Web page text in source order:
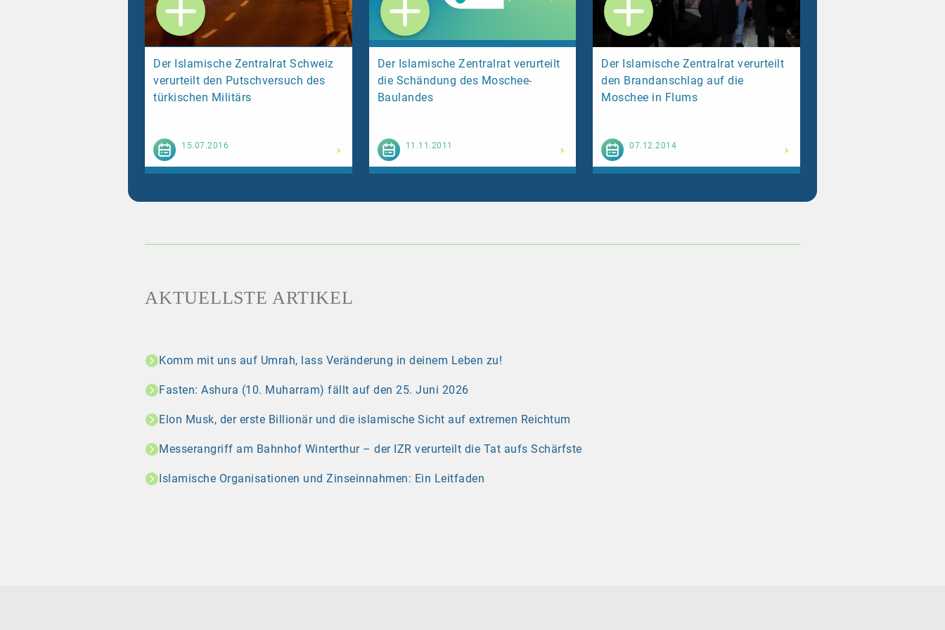
Der Islamische Zentralrat Schweiz
verurteilt den Putschversuch des
türkischen Militärs
15.07.2016
Der Islamische Zentralrat verurteilt
die Schändung des Moschee-
Baulandes
11.11.2011
Der Islamische Zentralrat verurteilt
den Brandanschlag auf die
Moschee in Flums
07.12.2014
AKTUELLSTE ARTIKEL
Komm mit uns auf Umrah, lass Veränderung in deinem Leben zu!
Fasten: Ashura (10. Muharram) fällt auf den 25. Juni 2026
Elon Musk, der erste Billionär und die islamische Sicht auf extremen Reichtum
Messerangriff am Bahnhof Winterthur – der IZR verurteilt die Tat aufs Schärfste
Islamische Organisationen und Zinseinnahmen: Ein Leitfaden